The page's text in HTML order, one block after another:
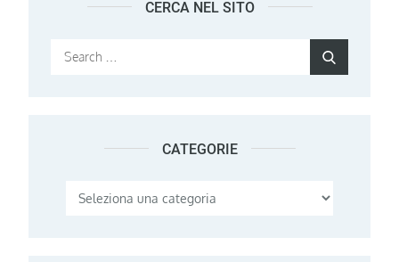
CERCA NEL SITO
Search
CATEGORIE
Categorie